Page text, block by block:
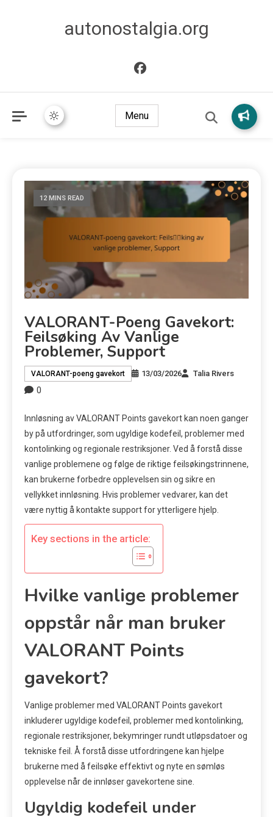
autonostalgia.org
Menu
12 MINS READ
VALORANT-Poeng Gavekort:
Feilsøking Av Vanlige
Problemer, Support
VALORANT-poeng gavekort 13/03/2026 Talia Rivers
0
Innløsning av VALORANT Points gavekort kan noen ganger
by på utfordringer, som ugyldige kodefeil, problemer med
kontolinking og regionale restriksjoner. Ved å forstå disse
vanlige problemene og følge de riktige feilsøkingstrinnene,
kan brukerne forbedre opplevelsen sin og sikre en
vellykket innløsning. Hvis problemer vedvarer, kan det
være nyttig å kontakte support for ytterligere hjelp.
Key sections in the article:
Hvilke vanlige problemer
oppstår når man bruker
VALORANT Points
gavekort?
Vanlige problemer med VALORANT Points gavekort
inkluderer ugyldige kodefeil, problemer med kontolinking,
regionale restriksjoner, bekymringer rundt utløpsdatoer og
tekniske feil. Å forstå disse utfordringene kan hjelpe
brukerne med å feilsøke effektivt og nyte en sømløs
opplevelse når de innløser gavekortene sine.
Ugyldig kodefeil under